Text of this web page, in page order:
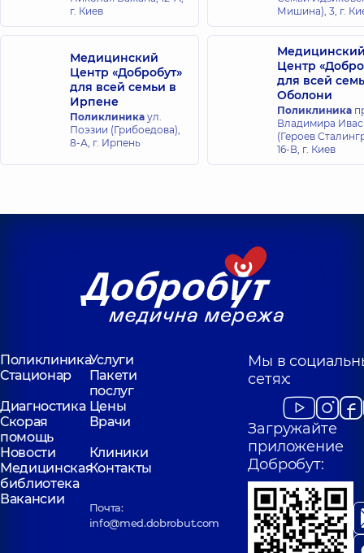
Анна Олеговна
Эндоскопист,16
г. Киев
Мишина), 3, г.
Медицинский
Центр «Добробут»
для всей семьи в
Ирпене
Поликлиника ул.
Поэзии (Грибоедова),
8-А, г. Ирпень
Центр
для всей
Оболони
Поликлиника
Владимира
(Героев
16-В, г. Киев
ПоликлиникаУслуги
Стационар
Пакети
послуг
Диагностика Цены
Скорая
помощь
Врачи
Новости
Клиники
Медицинская
библиотека
Контакты
Вакансии
Почта:
info@med.dobrobut.com
Мы в
сетях:
Загружайте
приложение
Добробут: